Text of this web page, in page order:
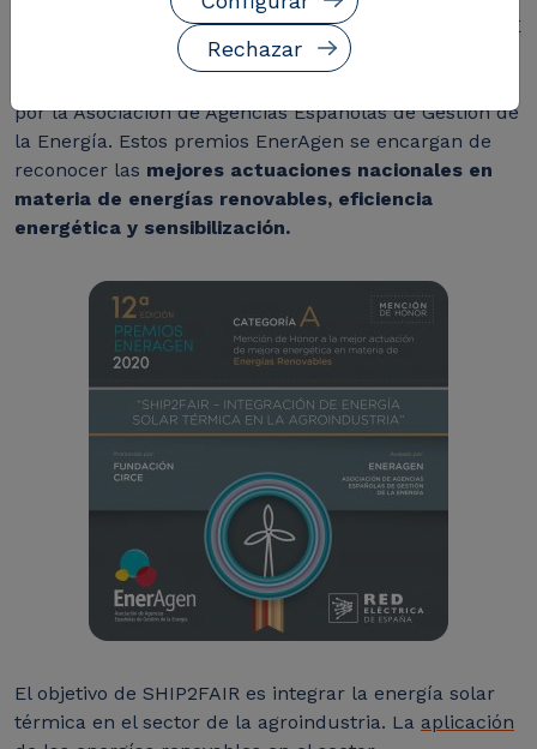
proyecto europeoSHIP2FAIR, coordinado por CIRCE
desde España, ha recibido una
mención de honor
por la Asociación de Agencias Españolas de Gestión de
la Energía. Estos premios EnerAgen se encargan de
reconocer las mejores actuaciones nacionales en
materia de energías renovables, eficiencia
energética y sensibilización.
El objetivo de SHIP2FAIR es integrar la energía solar
térmica en el sector de la agroindustria. La aplicación
Rechazar